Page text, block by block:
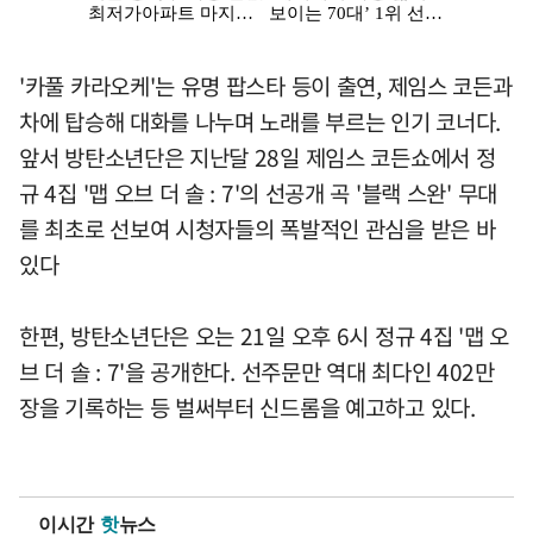
'카풀 카라오케'는 유명 팝스타 등이 출연, 제임스 코든과
차에 탑승해 대화를 나누며 노래를 부르는 인기 코너다.
앞서 방탄소년단은 지난달 28일 제임스 코든쇼에서 정
규 4집 '맵 오브 더 솔 : 7'의 선공개 곡 '블랙 스완' 무대
를 최초로 선보여 시청자들의 폭발적인 관심을 받은 바
있다
한편, 방탄소년단은 오는 21일 오후 6시 정규 4집 '맵 오
브 더 솔 : 7'을 공개한다. 선주문만 역대 최다인 402만
장을 기록하는 등 벌써부터 신드롬을 예고하고 있다.
이시간 핫뉴스